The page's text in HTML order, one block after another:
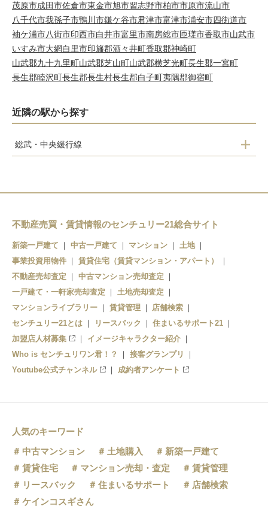
茂原市成田市佐倉市東金市旭市習志野市柏市市原市流山市
八千代市我孫子市鴨川市鎌ケ谷市君津市富津市浦安市四街道市
袖ケ浦市八街市印西市白井市富里市南房総市匝瑳市香取市山武市
いすみ市大網白里市印旛郡酒々井町香取郡神崎町
山武郡九十九里町山武郡芝山町山武郡横芝光町長生郡一宮町
長生郡睦沢町長生郡長生村長生郡白子町夷隅郡御宿町
近隣の駅から探す
総武・中央緩行線
下総中山
本八幡
市川
不動産売買・賃貸情報のセンチュリー21総合サイト
新築一戸建て 中古一戸建て マンション
土地
事業投資用物件
賃貸住宅（賃貸マンション・アパート）
不動産売却査定
中古マンション売却査定
一戸建て・一軒家売却査定
土地売却査定
マンションライブラリー
賃貸管理
店舗検索
センチュリー21とは
リースバック
住まいるサポート21
加盟店人材募集
イメージキャラクター紹介
Who is センチュリワン君！？
接客グランプリ
Youtube公式チャンネル
成約者アンケート
人気のキーワード
中古マンション
土地購入
新築一戸建て
賃貸住宅
マンション売却・査定
賃貸管理
リースバック
住まいるサポート
店舗検索
ケインコスギさん